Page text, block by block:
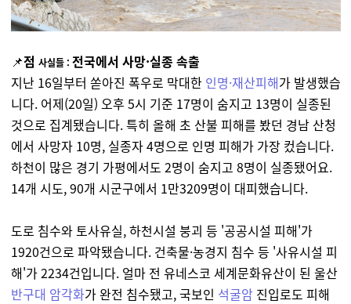
📌점 사실들 : 전국에서 사망·실종 속출
지난 16일부터 쏟아진 폭우로 막대한 인명·재산피해가 발생했습
니다. 어제(20일) 오후 5시 기준 17명이 숨지고 13명이 실종된
것으로 집계됐습니다. 특히 올해 초 산불 피해를 봤던 경남 산청
에서 사망자 10명, 실종자 4명으로 인명 피해가 가장 컸습니다.
하천이 많은 경기 가평에서도 2명이 숨지고 8명이 실종됐어요.
14개 시도, 90개 시군구에서 1만3209명이 대피했습니다.
도로 침수와 토사유실, 하천시설 붕괴 등 '공공시설 피해'가
1920건으로 파악됐습니다. 건축물·농경지 침수 등 '사유시설 피
해'가 2234건입니다. 얼마 전 유네스코 세계문화유산이 된 울산
반구대 암각화가 완전 침수됐고, 국보인 석굴암진입로도 피해